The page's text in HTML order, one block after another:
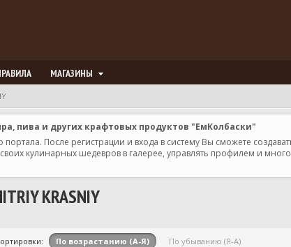
МАГАЗИНЫ
пива и других крафтовых продуктов "ЕмКолбаски"
После регистрации и входа в систему Вы сможете
кулинарных шедевров в галерее, управлять профилем и
KRASNIY
По возрастанию (А-Я) По убыванию (Я-А)